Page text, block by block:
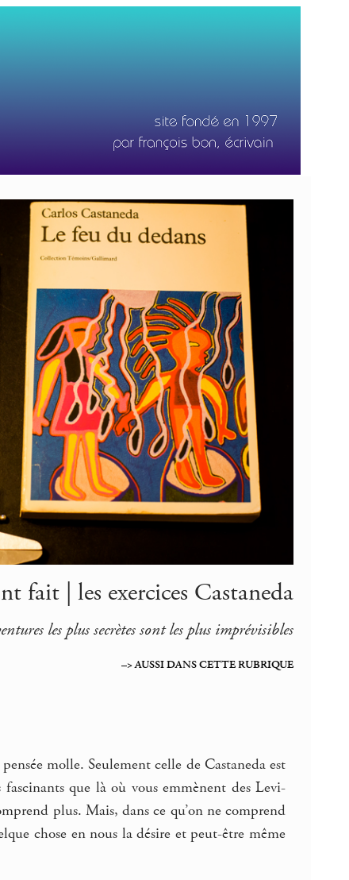
fait | les exercices Castaneda
les plus secrètes sont les plus imprévisibles
–> AUSSI DANS CETTE RUBRIQUE
molle. Seulement celle de Castaneda est
que là où vous emmènent des Levi-
plus. Mais, dans ce qu’on ne comprend
chose en nous la désire et peut-être même